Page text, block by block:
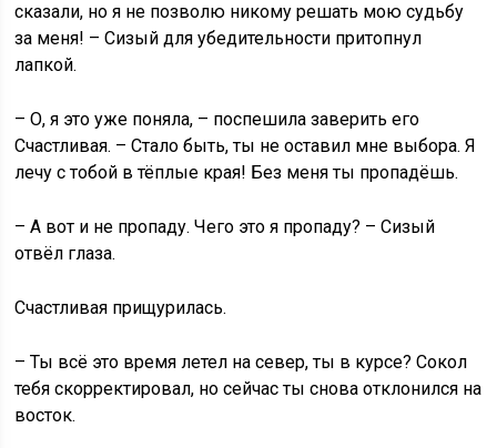
сказали, но я не позволю никому решать мою судьбу
за меня! – Сизый для убедительности притопнул
лапкой.
– О, я это уже поняла, – поспешила заверить его
Счастливая. – Стало быть, ты не оставил мне выбора. Я
лечу с тобой в тёплые края! Без меня ты пропадёшь.
– А вот и не пропаду. Чего это я пропаду? – Сизый
отвёл глаза.
Счастливая прищурилась.
– Ты всё это время летел на север, ты в курсе? Сокол
тебя скорректировал, но сейчас ты снова отклонился на
восток.